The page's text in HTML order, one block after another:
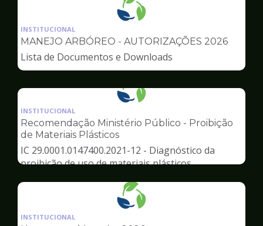
Ilustração
pagina
Meio
INSTITUCIONAL
MANEJO ARBÓREO - AUTORIZAÇÕES 2026
Lista de Documentos e Downloads
Ilustração
pagina
Meio
Ambiente
INSTITUCIONAL
Recomendação Ministério Público - Proibição
de Materiais Plásticos
IC 29.0001.0147400.2021-12 - Diagnóstico da
proibição de uso de materiais plásticos
Ilustração
INSTITUCIONAL